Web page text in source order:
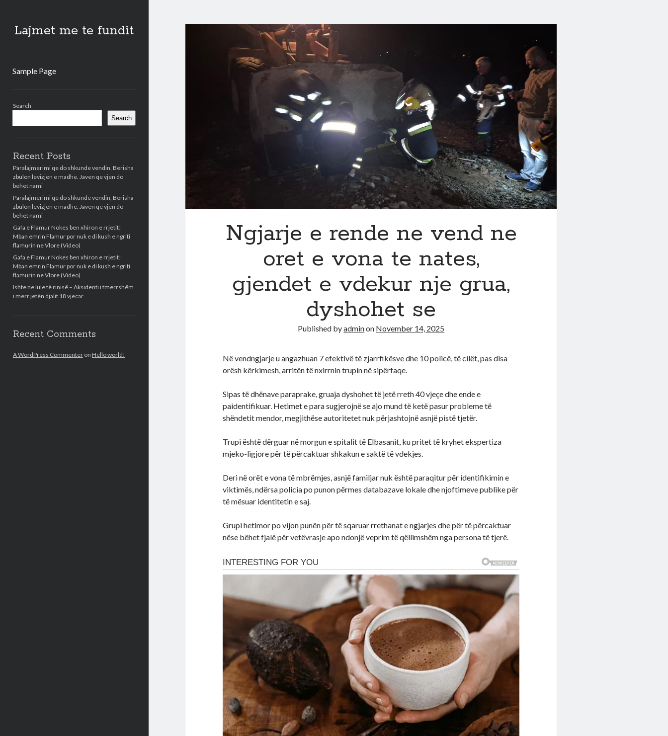
Lajmet me te fundit
Sample Page
Search
Search
Recent Posts
Paralajmerimi qe do shkunde vendin, Berisha
zbulon levizjen e madhe. Javen qe vjen do
behet nami
Paralajmerimi qe do shkunde vendin, Berisha
zbulon levizjen e madhe. Javen qe vjen do
behet nami
Gafa e Flamur Nokes ben xhiron e rrjetit!
Mban emrin Flamur por nuk e di kush e ngriti
flamurin ne Vlore (Video)
Gafa e Flamur Nokes ben xhiron e rrjetit!
Mban emrin Flamur por nuk e di kush e ngriti
flamurin ne Vlore (Video)
Ishte ne lule të rinisë – Aksidenti i tmerrshëm
i merr jetën djalit 18 vjecar
Recent Comments
A WordPress Commenteron Hello world!
Ngjarje e rende ne vend ne
oret e vona te nates,
gjendet e vdekur nje grua,
dyshohet se
Published byadminon November 14, 2025
Në vendngjarje u angazhuan 7 efektivë të zjarrfikësve dhe 10 policë, të cilët, pas disa
orësh kërkimesh, arritën të nxirrnin trupin në sipërfaqe.
Sipas të dhënave paraprake, gruaja dyshohet të jetë rreth 40 vjeçe dhe ende e
paidentifikuar. Hetimet e para sugjerojnë se ajo mund të ketë pasur probleme të
shëndetit mendor, megjithëse autoritetet nuk përjashtojnë asnjë pistë tjetër.
Trupi është dërguar në morgun e spitalit të Elbasanit, ku pritet të kryhet ekspertiza
mjeko-ligjore për të përcaktuar shkakun e saktë të vdekjes.
Deri në orët e vona të mbrëmjes, asnjë familjar nuk është paraqitur për identifikimin e
viktimës, ndërsa policia po punon përmes databazave lokale dhe njoftimeve publike për
të mësuar identitetin e saj.
Grupi hetimor po vijon punën për të sqaruar rrethanat e ngjarjes dhe për të përcaktuar
nëse bëhet fjalë për vetëvrasje apo ndonjë veprim të qëllimshëm nga persona të tjerë.